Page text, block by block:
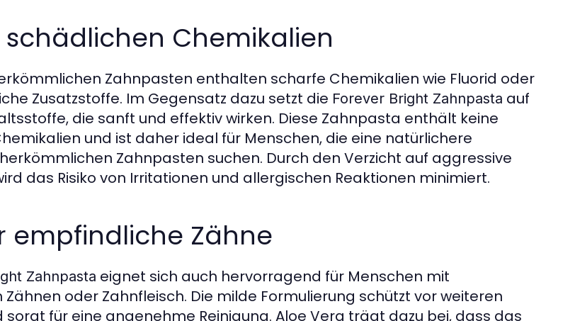
schädlichen Chemikalien
Zahnpasten enthalten scharfe Chemikalien wie Fluorid oder
Zusatzstoffe. Im Gegensatz dazu setzt die Forever Bright Zahnpasta auf
die sanft und effektiv wirken. Diese Zahnpasta enthält keine
und ist daher ideal für Menschen, die eine natürlichere
Zahnpasten suchen. Durch den Verzicht auf aggressive
das Risiko von Irritationen und allergischen Reaktionen minimiert.
empfindliche Zähne
Zahnpasta eignet sich auch hervorragend für Menschen mit
oder Zahnfleisch. Die milde Formulierung schützt vor weiteren
sorgt für eine angenehme Reinigung. Aloe Vera trägt dazu bei, dass das